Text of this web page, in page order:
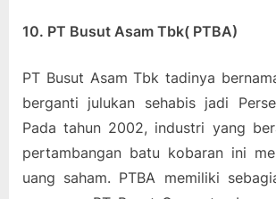
10. PT Busut Asam Tbk( PTBA)
PT Busut Asam Tbk tadinya
berganti julukan sehabis jadi
Pada tahun 2002, industri yang
pertambangan batu kobaran ini
uang saham. PTBA memiliki